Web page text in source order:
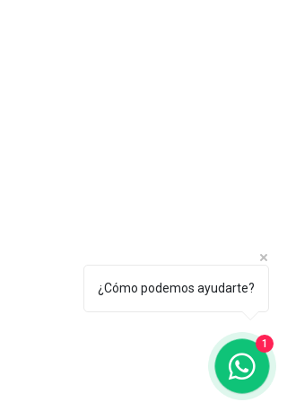
¿Cómo podemos ayudarte?
1